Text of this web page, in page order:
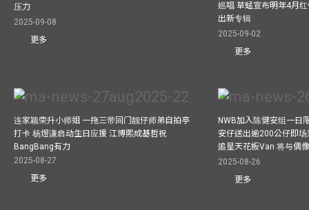
压力
2025-09-08
更多
巡唱 草蜢宣布明年4月
出新专辑
2025-09-02
更多
连家颖荣升小师姐 一拖三带同门靓仔师弟自拍亭
打卡 杨煜谦启动生日应援 江博熙成基哲祝
BangBang有力
2025-08-27
更多
NWB加入陈健安组一日
安仔送出逾200公仔即
追星天花板Van 将与偶
2025-08-26
更多